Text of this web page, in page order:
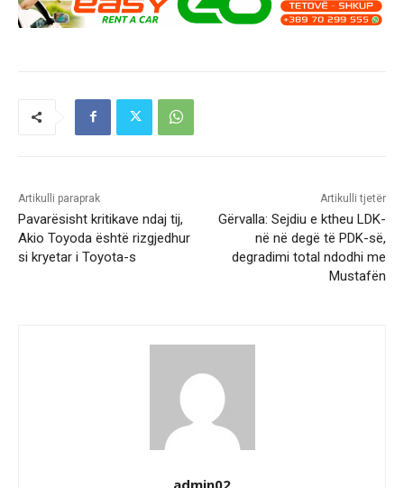
Artikulli paraprak
Pavarësisht kritikave ndaj tij,
Akio Toyoda është rizgjedhur
si kryetar i Toyota-s
Artikulli tjetër
Gërvalla: Sejdiu e ktheu LDK-
në në degë të PDK-së,
degradimi total ndodhi me
Mustafën
admin02